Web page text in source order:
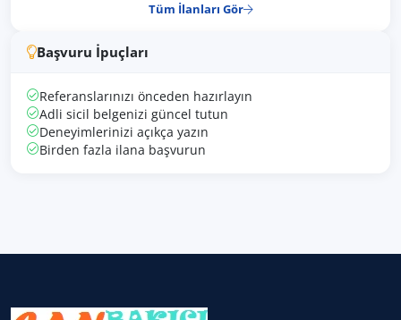
Tüm İlanları Gör
Başvuru İpuçları
Referanslarınızı önceden hazırlayın
Adli sicil belgenizi güncel tutun
Deneyimlerinizi açıkça yazın
Birden fazla ilana başvurun